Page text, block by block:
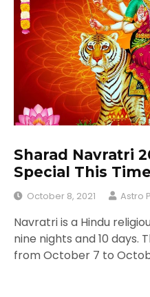
Sharad Navratri
Special This Time
October 8, 2021 Astro
Navratri is a Hindu
nine nights and 10 days.
from October 7 to